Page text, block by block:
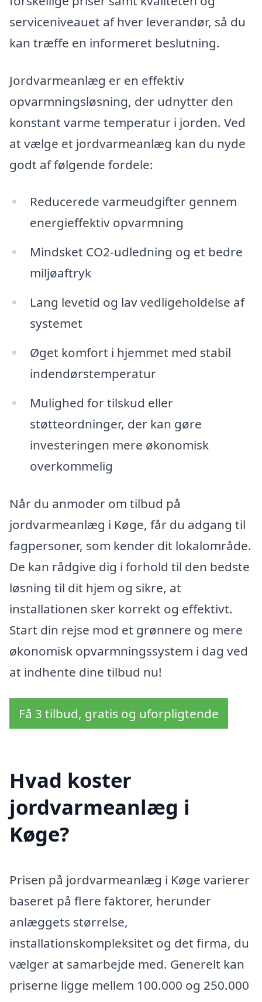
serviceniveauet af hver leverandør, så du
kan træffe en informeret beslutning.
Jordvarmeanlæg er en effektiv
opvarmningsløsning, der udnytter den
konstant varme temperatur i jorden. Ved
at vælge et jordvarmeanlæg kan du nyde
godt af følgende fordele:
Reducerede varmeudgifter gennem
energieffektiv opvarmning
Mindsket CO2-udledning og et bedre
miljøaftryk
Lang levetid og lav vedligeholdelse af
systemet
Øget komfort i hjemmet med stabil
indendørstemperatur
Mulighed for tilskud eller
støtteordninger, der kan gøre
investeringen mere økonomisk
overkommelig
Når du anmoder om tilbud på
jordvarmeanlæg i Køge, får du adgang til
fagpersoner, som kender dit lokalområde.
De kan rådgive dig i forhold til den bedste
løsning til dit hjem og sikre, at
installationen sker korrekt og effektivt.
Start din rejse mod et grønnere og mere
økonomisk opvarmningssystem i dag ved
at indhente dine tilbud nu!
Få 3 tilbud, gratis og uforpligtende
Hvad koster
jordvarmeanlæg i
Køge?
Prisen på jordvarmeanlæg i Køge varierer
baseret på flere faktorer, herunder
anlæggets størrelse,
installationskompleksitet og det firma, du
vælger at samarbejde med. Generelt kan
priserne ligge mellem 100.000 og 250.000